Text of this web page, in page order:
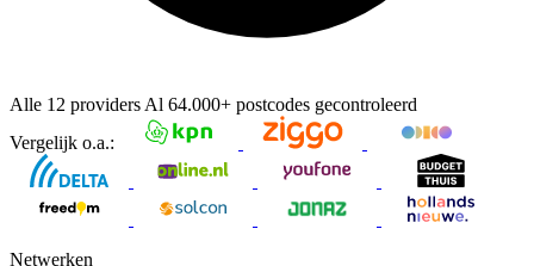
Alle 12 providers Al 64.000+ postcodes gecontroleerd
Vergelijk o.a.:
Netwerken